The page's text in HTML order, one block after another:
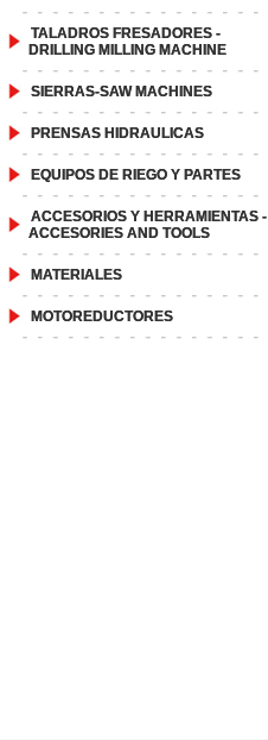
TALADROS FRESADORES -
DRILLING MILLING MACHINE
SIERRAS-SAW MACHINES
PRENSAS HIDRAULICAS
EQUIPOS DE RIEGO Y PARTES
ACCESORIOS Y HERRAMIENTAS -
ACCESORIES AND TOOLS
MATERIALES
MOTOREDUCTORES